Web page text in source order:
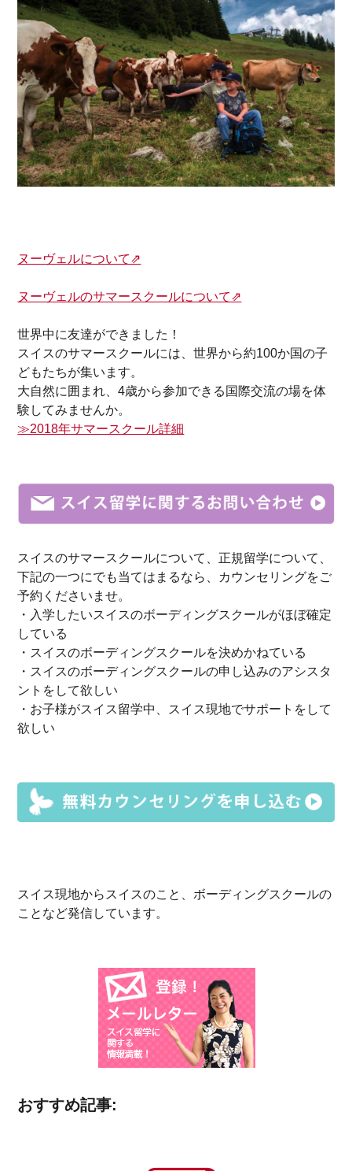
ヌーヴェルについて⇗
ヌーヴェルのサマースクールについて⇗
世界中に友達ができました！
スイスのサマースクールには、世界から約100か国の子
どもたちが集います。
大自然に囲まれ、4歳から参加できる国際交流の場を体
験してみませんか。
≫2018年サマースクール詳細
スイスのサマースクールについて、正規留学について、
下記の一つにでも当てはまるなら、カウンセリングをご
予約くださいませ。
・入学したいスイスのボーディングスクールがほぼ確定
している
・スイスのボーディングスクールを決めかねている
・スイスのボーディングスクールの申し込みのアシスタ
ントをして欲しい
・お子様がスイス留学中、スイス現地でサポートをして
欲しい
スイス現地からスイスのこと、ボーディングスクールの
ことなど発信しています。
おすすめ記事: